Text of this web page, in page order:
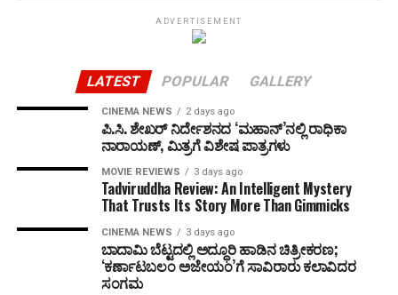
ADVERTISEMENT
LATEST POPULAR GALLERY
CINEMA NEWS 2 days ago
ಪಿ.ಸಿ. ಶೇಖರ್ ನಿರ್ದೇಶನದ ‘ಮಹಾನ್’ನಲ್ಲಿ ರಾಧಿಕಾ
ನಾರಾಯಣ್, ಮಿತ್ರಗೆ ವಿಶೇಷ ಪಾತ್ರಗಳು
MOVIE REVIEWS 3 days ago
Tadviruddha Review: An Intelligent Mystery
That Trusts Its Story More Than Gimmicks
CINEMA NEWS 3 days ago
ಬಾದಾಮಿ ಬೆಟ್ಟದಲ್ಲಿ ಅದ್ಧೂರಿ ಹಾಡಿನ ಚಿತ್ರೀಕರಣ;
‘ಕರ್ಣಾಟಬಲಂ ಅಜೇಯಂ’ಗೆ ಸಾವಿರಾರು ಕಲಾವಿದರ
ಸಂಗಮ